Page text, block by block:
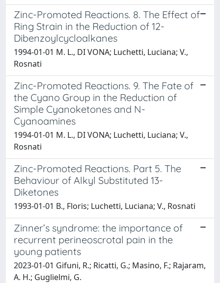
Zinc-Promoted Reactions. 8. The Effect of
Ring Strain in the Reduction of 12-
Dibenzoylcycloalkanes
1994-01-01 M. L., DI VONA; Luchetti, Luciana; V.,
Rosnati
Zinc-Promoted Reactions. 9. The Fate of
the Cyano Group in the Reduction of
Simple Cyanoketones and N-
Cyanoamines
1994-01-01 M. L., DI VONA; Luchetti, Luciana; V.,
Rosnati
Zinc-Promoted Reactions. Part 5. The
Behaviour of Alkyl Substituted 13-
Diketones
1993-01-01 B., Floris; Luchetti, Luciana; V., Rosnati
Zinner’s syndrome: the importance of
recurrent perineoscrotal pain in the
young patients
2023-01-01 Gifuni, R.; Ricatti, G.; Masino, F.; Rajaram,
A. H.; Guglielmi, G.